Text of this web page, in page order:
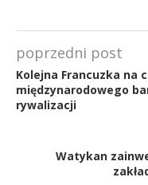
poprzedni post
Kolejna Francuzka na
międzynarodowego
rywalizacji
Watykan